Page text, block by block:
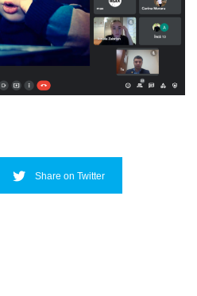
Share on Twitter